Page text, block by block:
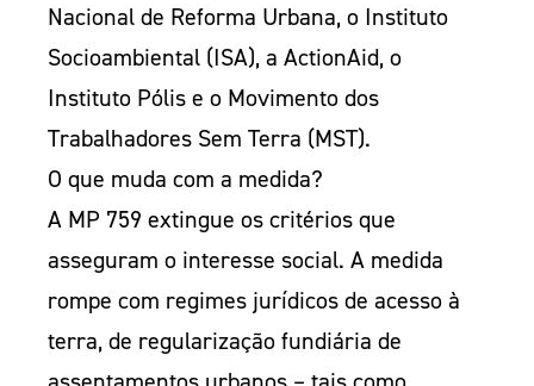
Nacional de Reforma Urbana, o Instituto
Socioambiental (ISA), a ActionAid, o
Instituto Pólis e o Movimento dos
Trabalhadores Sem Terra (MST).
O que muda com a medida?
A MP 759 extingue os critérios que
asseguram o interesse social. A medida
rompe com regimes jurídicos de acesso à
terra, de regularização fundiária de